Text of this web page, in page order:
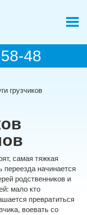
48
грузчиков
самая тяжкая
переезда начинается
родственников и
мало кто
превратиться
воевать со